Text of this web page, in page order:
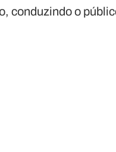
conduzindo o